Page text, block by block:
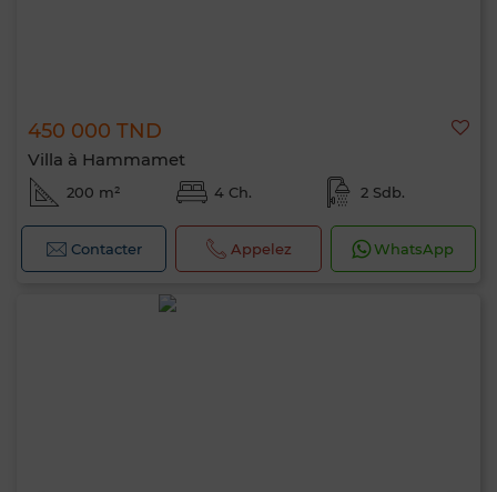
450 000 TND
Villa à Hammamet
200 m² 4 Ch. 2 Sdb.
Contacter Appelez WhatsApp